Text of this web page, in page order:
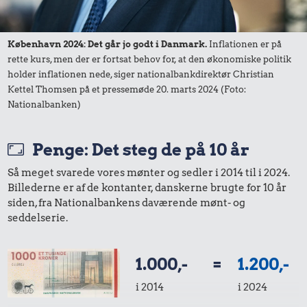
10 kr.
2 kg mel
5,73 kr.
342 kr.
Dæk
København 2024: Det går jo godt i Danmark. Inflationen er på
rette kurs, men der er fortsat behov for, at den økonomiske politik
holder inflationen nede, siger nationalbankdirektør Christian
Kettel Thomsen på et pressemøde 20. marts 2024 (Foto:
Nationalbanken)
Penge: Det steg de på 10 år
Så meget svarede vores mønter og sedler i 2014 til i 2024.
Billederne er af de kontanter, danskerne brugte for 10 år
siden, fra Nationalbankens daværende mønt- og
seddelserie.
1.000,-
i 2014
= 1.200,-
i 2024